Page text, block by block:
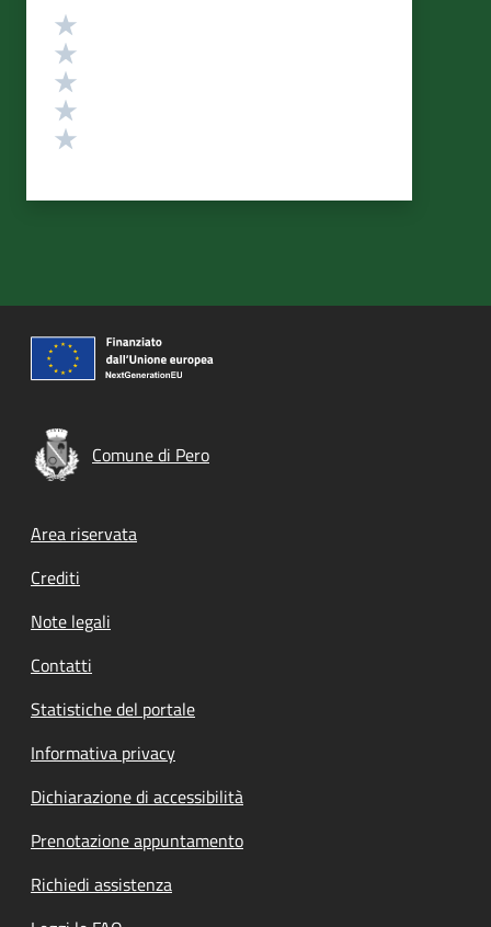
Valutazione
Comune di Pero
Footer menu
Area riservata
Crediti
Note legali
Contatti
Statistiche del portale
Informativa privacy
Dichiarazione di accessibilità
Prenotazione appuntamento
Richiedi assistenza